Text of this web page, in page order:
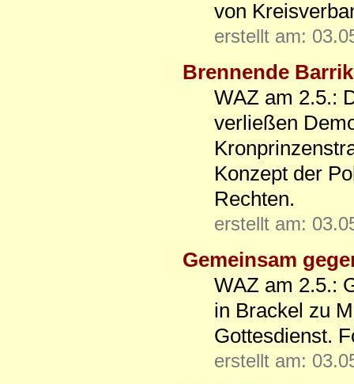
von
erstellt am:
Brennende
WAZ am 2.5.:
verließen
Konzept der
Rechten.
erstellt am:
Gemeinsam
WAZ am 2.5.:
in Brackel zu
Gottesdienst.
erstellt am: